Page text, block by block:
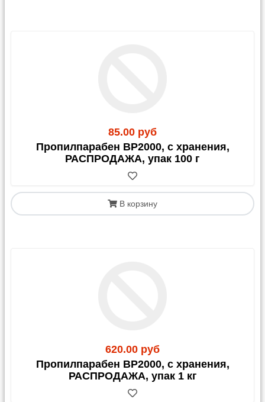
85.00 руб
Пропилпарабен BP2000, с хранения,
РАСПРОДАЖА, упак 100 г
В корзину
620.00 руб
Пропилпарабен BP2000, с хранения,
РАСПРОДАЖА, упак 1 кг